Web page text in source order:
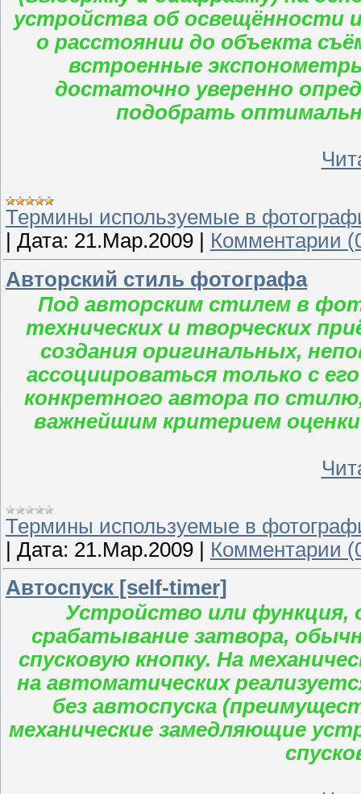
устройства об освещённости
о расстоянии до объекта
встроенные
достаточно уверенно
подобрать
Термины используемые в
Дата: 21.Мар.2009
Комментарии
Авторский стиль фотографа
Под авторским стилем в
технических и творческих
создания оригинальных,
ассоциироваться только с
конкретного автора по
важнейшим критерием
Термины используемые в
| Дата: 21.Мар.2009 | Комментарии
Автоспуск [self-timer]
Устройство или функция,
срабатывание затвора,
спусковую кнопку. На
на автоматических
без автоспуска
механические замедляющие